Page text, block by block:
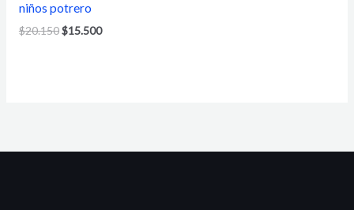
niños potrero
$20.150$15.500